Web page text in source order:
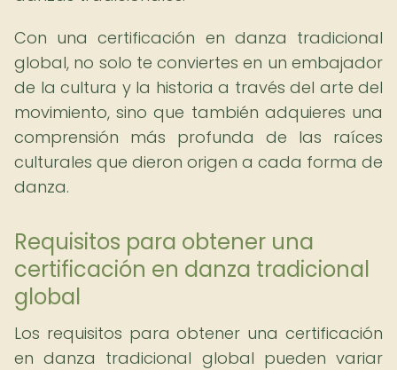
Con una certificación en danza tradicional
global, no solo te conviertes en un embajador
de la cultura y la historia a través del arte del
movimiento, sino que también adquieres una
comprensión más profunda de las raíces
culturales que dieron origen a cada forma de
danza.
Requisitos para obtener una
certificación en danza tradicional
global
Los requisitos para obtener una certificación
en danza tradicional global pueden variar